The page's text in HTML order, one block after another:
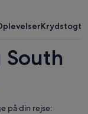
på din rejse: